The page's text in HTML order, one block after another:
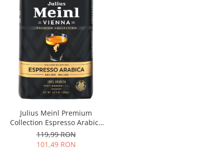
Capsule de Cafea
Cafea macinata
Julius Meinl Premium
Collection Espresso Arabica
cafea boabe 1kg
119,99 RON
101,49 RON